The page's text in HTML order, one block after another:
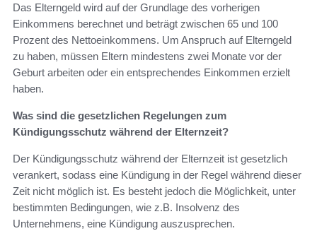
Das Elterngeld wird auf der Grundlage des vorherigen
Einkommens berechnet und beträgt zwischen 65 und 100
Prozent des Nettoeinkommens. Um Anspruch auf Elterngeld
zu haben, müssen Eltern mindestens zwei Monate vor der
Geburt arbeiten oder ein entsprechendes Einkommen erzielt
haben.
Was sind die gesetzlichen Regelungen zum
Kündigungsschutz während der Elternzeit?
Der Kündigungsschutz während der Elternzeit ist gesetzlich
verankert, sodass eine Kündigung in der Regel während dieser
Zeit nicht möglich ist. Es besteht jedoch die Möglichkeit, unter
bestimmten Bedingungen, wie z.B. Insolvenz des
Unternehmens, eine Kündigung auszusprechen.